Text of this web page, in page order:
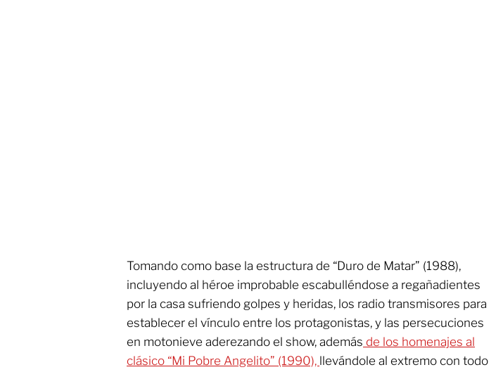
Tomando como base la estructura de “Duro de Matar” (1988),
incluyendo al héroe improbable escabulléndose a regañadientes
por la casa sufriendo golpes y heridas, los radio transmisores para
establecer el vínculo entre los protagonistas, y las persecuciones
en motonieve aderezando el show, además de los homenajes al
clásico “Mi Pobre Angelito” (1990), llevándole al extremo con todo